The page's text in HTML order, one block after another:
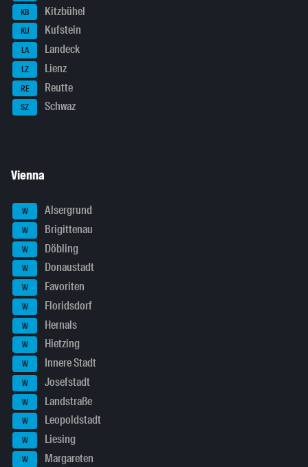
KB Kitzbühel
KU Kufstein
LA Landeck
LZ Lienz
RE Reutte
SZ Schwaz
Vienna
W Alsergrund
W Brigittenau
W Döbling
W Donaustadt
W Favoriten
W Floridsdorf
W Hernals
W Hietzing
W Innere Stadt
W Josefstadt
W Landstraße
W Leopoldstadt
W Liesing
W Margareten